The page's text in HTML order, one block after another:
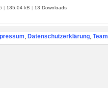
| 185,04 kB | 13 Downloads
, Datenschutzerklärung, Team